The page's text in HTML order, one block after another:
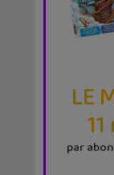
LE
par